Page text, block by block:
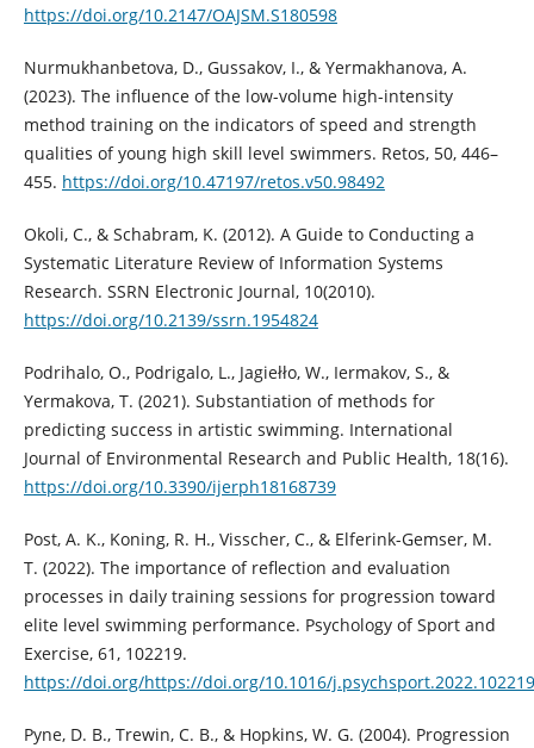
https://doi.org/10.2147/OAJSM.S180598
Nurmukhanbetova, D., Gussakov, I., & Yermakhanova, A.
(2023). The influence of the low-volume high-intensity
method training on the indicators of speed and strength
qualities of young high skill level swimmers. Retos, 50, 446–
455. https://doi.org/10.47197/retos.v50.98492
Okoli, C., & Schabram, K. (2012). A Guide to Conducting a
Systematic Literature Review of Information Systems
Research. SSRN Electronic Journal, 10(2010).
https://doi.org/10.2139/ssrn.1954824
Podrihalo, O., Podrigalo, L., Jagiełło, W., Iermakov, S., &
Yermakova, T. (2021). Substantiation of methods for
predicting success in artistic swimming. International
Journal of Environmental Research and Public Health, 18(16).
https://doi.org/10.3390/ijerph18168739
Post, A. K., Koning, R. H., Visscher, C., & Elferink-Gemser, M.
T. (2022). The importance of reflection and evaluation
processes in daily training sessions for progression toward
elite level swimming performance. Psychology of Sport and
Exercise, 61, 102219.
https://doi.org/https://doi.org/10.1016/j.psychsport.2022.102219
Pyne, D. B., Trewin, C. B., & Hopkins, W. G. (2004). Progression